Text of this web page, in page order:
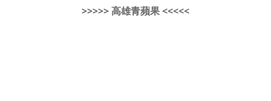
>>>>> 高雄青蘋果 <<<<<